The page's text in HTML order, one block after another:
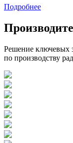
Подробнее
Решение ключевых
по производству